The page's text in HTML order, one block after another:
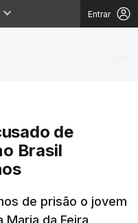
Entrar
de
Brasil
de prisão o jovem
da Feira,